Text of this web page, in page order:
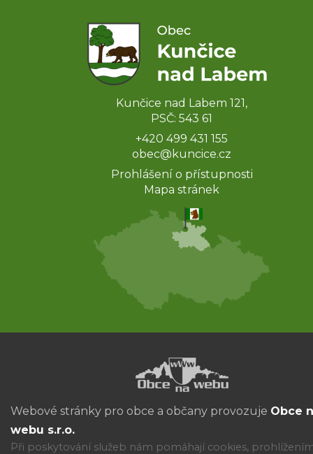
Kunčice nad Labem 121,
PSČ: 543 61
+420 499 431 155
obec@kuncice.cz
Prohlášení o přístupnosti
Mapa stránek
Webové stránky pro obce a občany provozuje Obce
webu s.r.o.
Při poskytování služeb nám pomáhají cookies,